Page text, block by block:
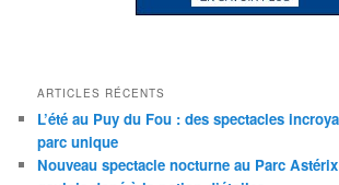
ARTICLES RÉCENTS
L’été au Puy du Fou : des spectacles
parc unique
Nouveau spectacle nocturne au Parc